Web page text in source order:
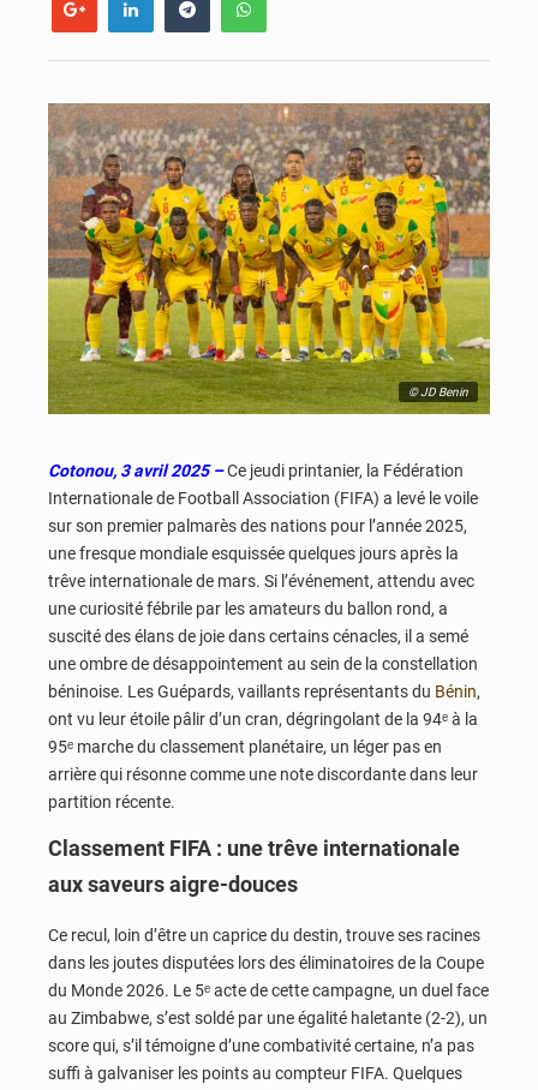
© JD Benin
Cotonou, 3 avril 2025 –Ce jeudi printanier, la Fédération
Internationale de Football Association (FIFA) a levé le voile
sur son premier palmarès des nations pour l’année 2025,
une fresque mondiale esquissée quelques jours après la
trêve internationale de mars. Si l’événement, attendu avec
une curiosité fébrile par les amateurs du ballon rond, a
suscité des élans de joie dans certains cénacles, il a semé
une ombre de désappointement au sein de la constellation
béninoise. Les Guépards, vaillants représentants du Bénin,
ont vu leur étoile pâlir d’un cran, dégringolant de la 94ᵉ à la
95ᵉ marche du classement planétaire, un léger pas en
arrière qui résonne comme une note discordante dans leur
partition récente.
Classement FIFA : une trêve internationale
aux saveurs aigre-douces
Ce recul, loin d’être un caprice du destin, trouve ses racines
dans les joutes disputées lors des éliminatoires de la Coupe
du Monde 2026. Le 5ᵉ acte de cette campagne, un duel face
au Zimbabwe, s’est soldé par une égalité haletante (2-2), un
score qui, s’il témoigne d’une combativité certaine, n’a pas
suffi à galvaniser les points au compteur FIFA. Quelques